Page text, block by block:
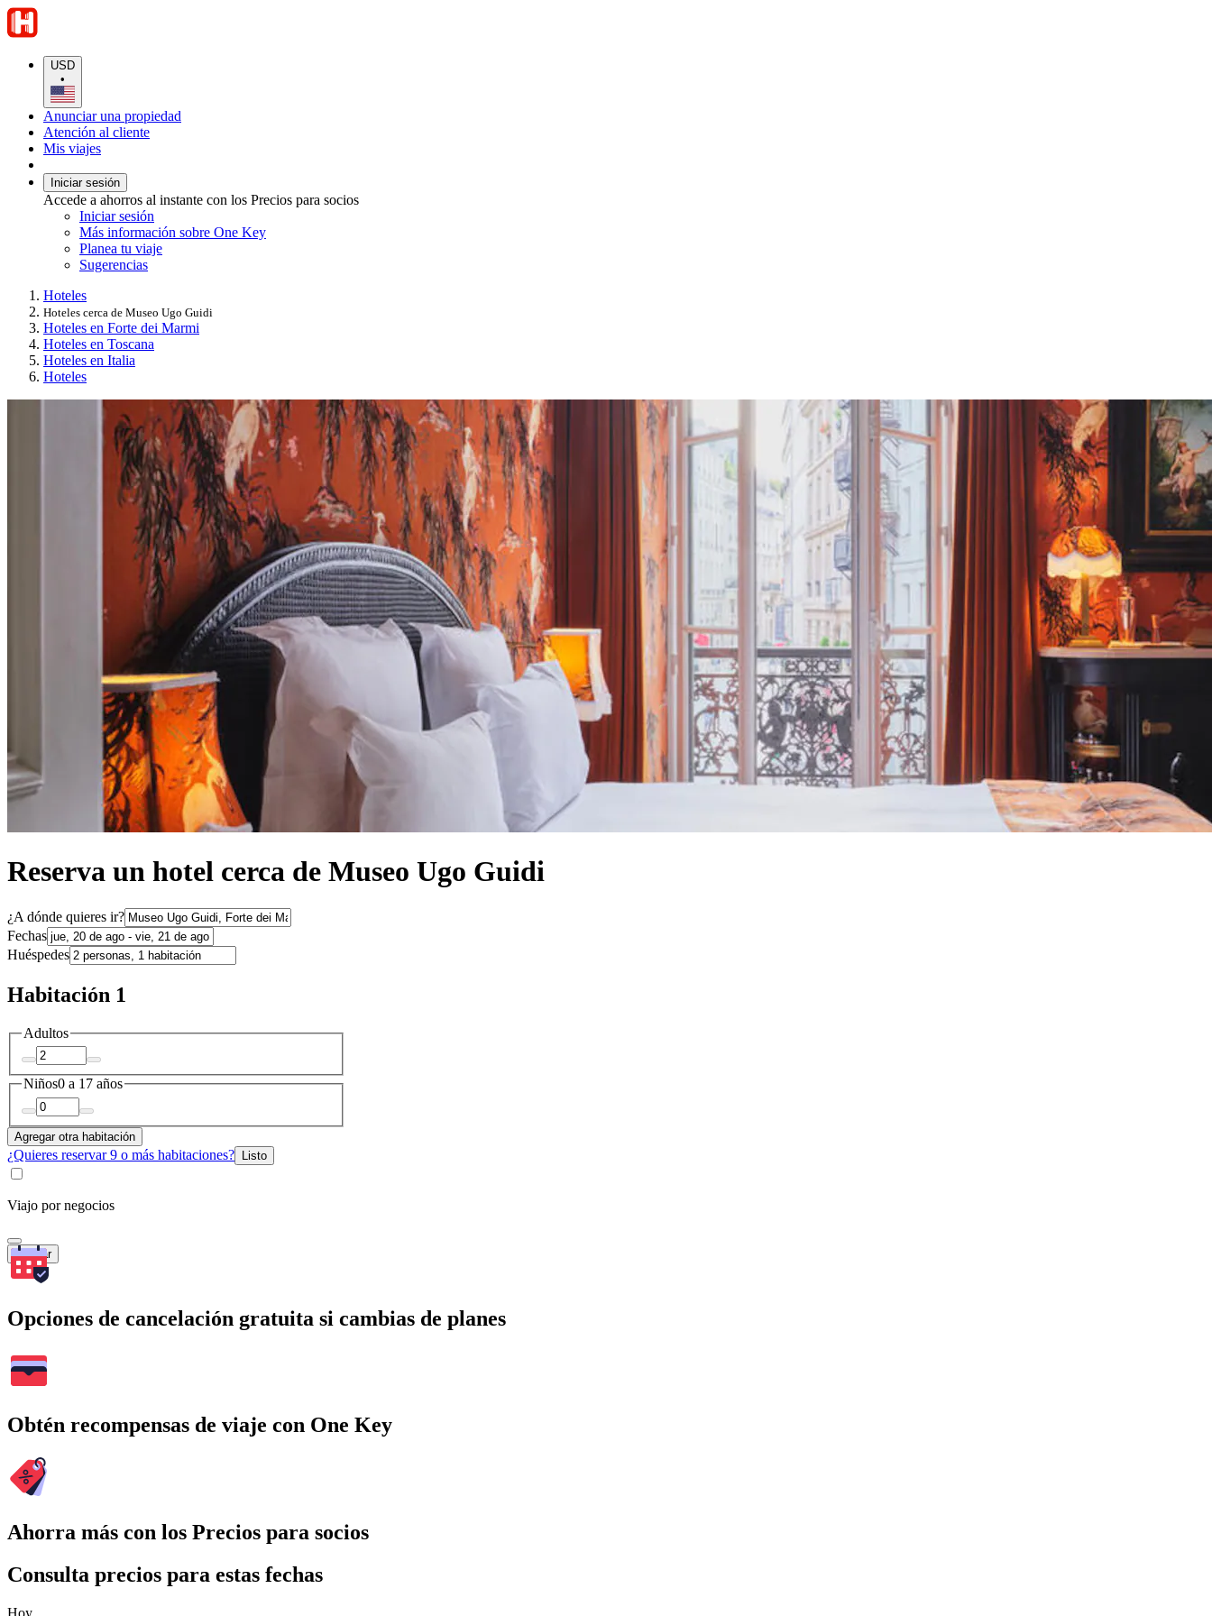
USD
•
Anunciar una propiedad
Atención al cliente
Mis viajes
Iniciar sesión
Accede a ahorros al instante con los Precios para socios
Iniciar sesión
Más información sobre One Key
Planea tu viaje
Sugerencias
Hoteles
Hoteles cerca de Museo Ugo Guidi
Hoteles en Forte dei Marmi
Hoteles en Toscana
Hoteles en Italia
Hoteles
Reserva un hotel cerca de Museo Ugo Guidi
¿A dónde quieres ir?
Fechas
Huéspedes
Habitación 1
Adultos
Niños0 a 17 años
Agregar otra habitación
¿Quieres reservar 9 o más habitaciones? Listo
Viajo por negocios
Buscar
Opciones de cancelación gratuita si cambias de planes
Obtén recompensas de viaje con One Key
Ahorra más con los Precios para socios
Consulta precios para estas fechas